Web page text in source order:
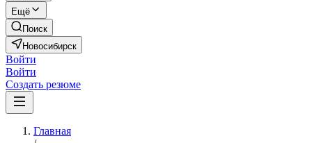
Ещё
Поиск
Новосибирск
Войти
Войти
Создать резюме
Главная